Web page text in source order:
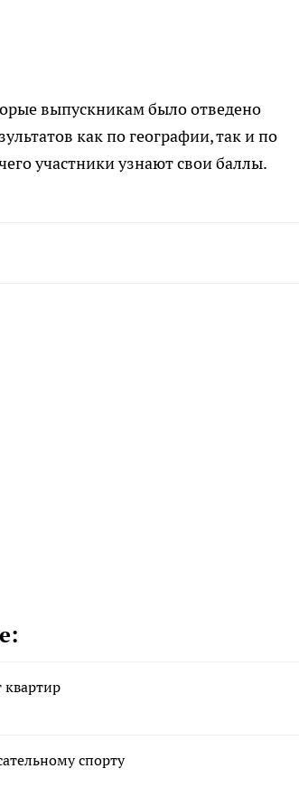
выпускникам было отведено
как по географии, так и по
участники узнают свои баллы.
спорту